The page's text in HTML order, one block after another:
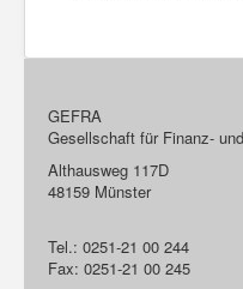
GEFRA
Gesellschaft für Finanz-
Althausweg 117D
48159 Münster
Tel.: 0251-21 00 244
Fax: 0251-21 00 245